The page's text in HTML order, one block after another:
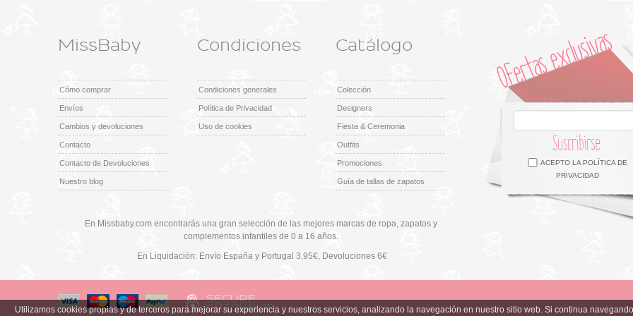
MissBaby
Cómo comprar
Envíos
Cambios y devoluciones
Contacto
Contacto de Devoluciones
Nuestro blog
Condiciones
Condiciones generales
Política de Privacidad
Uso de cookies
Catálogo
Colección
Designers
Fiesta & Ceremonia
Outfits
Promociones
Guía de tallas de zapatos
En Missbaby.com encontrarás una gran selección de las mejores marcas de ropa, zapatos y
complementos infantiles de 0 a 16 años.
En Liquidación: Envío España y Portugal 3,95€, Devoluciones 6€
Suscribirse
ACEPTO LAPOLÍTICA DE
PRIVACIDAD
Facebook Twitter Google +
Utilizamos cookies propias y de terceros para mejorar su experiencia y nuestros servicios, analizando la navegación en nuestro sitio web. Si continua